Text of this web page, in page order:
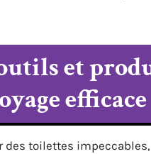
et
efficace
des toilettes